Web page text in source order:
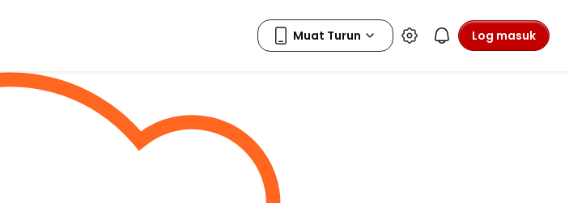
Log masuk